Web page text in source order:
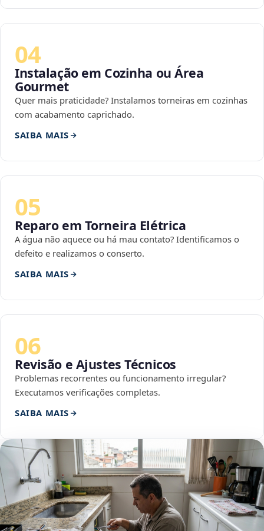
04
Instalação em Cozinha ou Área
Gourmet
Quer mais praticidade? Instalamos torneiras em cozinhas
com acabamento caprichado.
SAIBA MAIS
05
Reparo em Torneira Elétrica
A água não aquece ou há mau contato? Identificamos o
defeito e realizamos o conserto.
SAIBA MAIS
06
Revisão e Ajustes Técnicos
Problemas recorrentes ou funcionamento irregular?
Executamos verificações completas.
SAIBA MAIS